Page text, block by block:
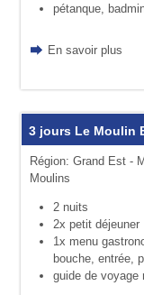
pétanque,
En savoir plus
3 jours Le Moulin
Région: Grand Est -
Moulins
2 nuits
2x petit déjeuner
1x menu
bouche, entrée,
guide de voyage